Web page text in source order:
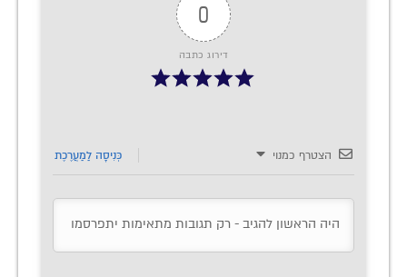
0
דירוג כתבה
הצטרף כמנוי כְּנִיסָה לַמַעֲרֶכֶת